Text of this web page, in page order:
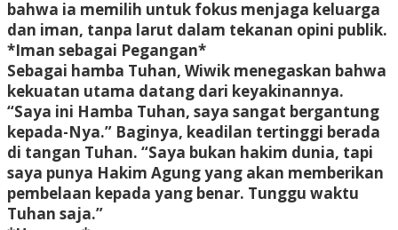
bahwa ia memilih untuk fokus menjaga keluarga
dan iman, tanpa larut dalam tekanan opini publik.
*Iman sebagai Pegangan*
Sebagai hamba Tuhan, Wiwik menegaskan bahwa
kekuatan utama datang dari keyakinannya.
“Saya ini Hamba Tuhan, saya sangat bergantung
kepada-Nya.” Baginya, keadilan tertinggi berada
di tangan Tuhan. “Saya bukan hakim dunia, tapi
saya punya Hakim Agung yang akan memberikan
pembelaan kepada yang benar. Tunggu waktu
Tuhan saja.”